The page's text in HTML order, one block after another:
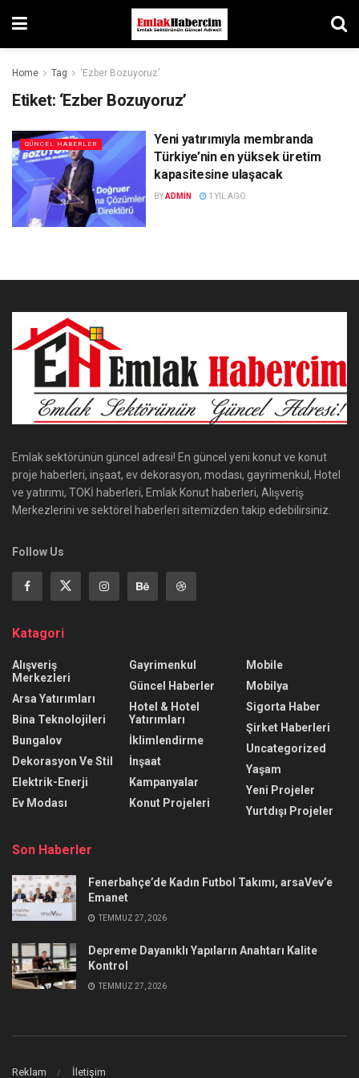
Home Tag ‘Ezber Bozuyoruz’
Etiket: ‘Ezber Bozuyoruz’
GÜNCEL HABERLER
Yeni yatırımıyla membranda
Türkiye’nin en yüksek üretim
kapasitesine ulaşacak
BYADMIN 1 YIL AGO
Emlak sektörünün güncel adresi! En güncel yeni konut ve konut
proje haberleri, inşaat, ev dekorasyon, modası, gayrimenkul, Hotel
ve yatırımı, TOKİ haberleri, Emlak Konut haberleri, Alışveriş
Merkezlerini ve sektörel haberleri sitemizden takip edebilirsiniz.
Follow Us
Katagori
Alışveriş
Merkezleri
Arsa Yatırımları
Bina Teknolojileri
Bungalov
Dekorasyon Ve Stil
Elektrik-Enerji
Ev Modası
Gayrimenkul
Güncel Haberler
Hotel & Hotel
Yatırımları
İklimlendirme
İnşaat
Kampanyalar
Konut Projeleri
Mobile
Mobilya
Sigorta Haber
Şirket Haberleri
Uncategorized
Yaşam
Yeni Projeler
Yurtdışı Projeler
Son Haberler
Fenerbahçe’de Kadın Futbol Takımı, arsaVev’e
Emanet
TEMMUZ 27, 2026
Depreme Dayanıklı Yapıların Anahtarı Kalite
Kontrol
TEMMUZ 27, 2026
Reklam İletişim